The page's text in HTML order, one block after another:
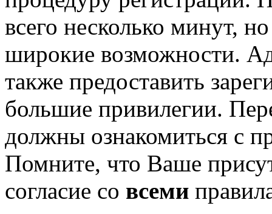
всего несколько минут,
широкие возможности.
также предоставить
большие привилегии.
должны ознакомиться с
Помните, что Ваше
согласие со всеми